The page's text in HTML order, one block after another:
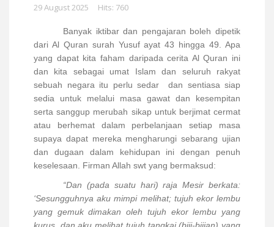
29 August 2025
Hits: 760
Banyak iktibar dan pengajaran boleh dipetik
dari Al Quran surah Yusuf ayat 43 hingga 49. Apa
yang dapat kita faham daripada cerita Al Quran ini
dan kita sebagai umat Islam dan seluruh rakyat
sebuah negara itu perlu sedar
dan sentiasa siap
sedia untuk melalui masa gawat dan kesempitan
serta sanggup merubah sikap untuk berjimat cermat
atau berhemat dalam perbelanjaan setiap masa
supaya dapat mereka mengharungi sebarang ujian
dan dugaan dalam kehidupan ini dengan penuh
keselesaan. Firman Allah swt yang bermaksud:
“Dan (pada suatu hari) raja Mesir berkata:
‘Sesungguhnya aku mimpi melihat; tujuh ekor lembu
yang gemuk dimakan oleh tujuh ekor lembu yang